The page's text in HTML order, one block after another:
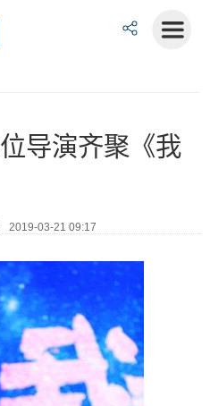
导演齐聚《我
2019-03-21 09:17